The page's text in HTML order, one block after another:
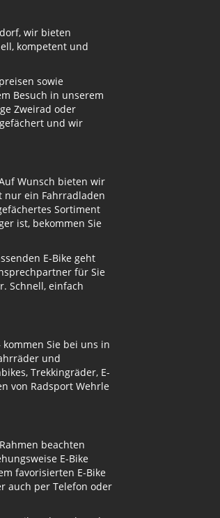
wir bieten
kompetent und
sowie
Besuch in unserem
Zweirad oder
und wir
Wunsch bieten wir
nur ein Fahrradladen
Sortiment
ist, bekommen Sie
E-Bike geht
für Sie
Schnell, einfach
Sie bei uns in
und
Trekkingräder, E-
von Radsport Wehrle
beachten
E-Bike
favorisierten E-Bike
auch per Telefon oder